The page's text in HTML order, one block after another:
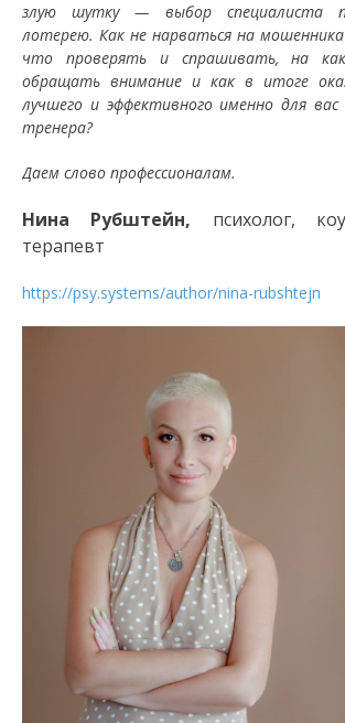
злую шутку — выбор специалиста
лотерею. Как не нарваться на
что проверять и спрашивать, на
обращать внимание и как в итоге
лучшего и эффективного именно для вас
тренера?
Даем слово профессионалам.
Нина Рубштейн, психолог,
терапевт
https://psy.systems/author/nina-rubshtejn